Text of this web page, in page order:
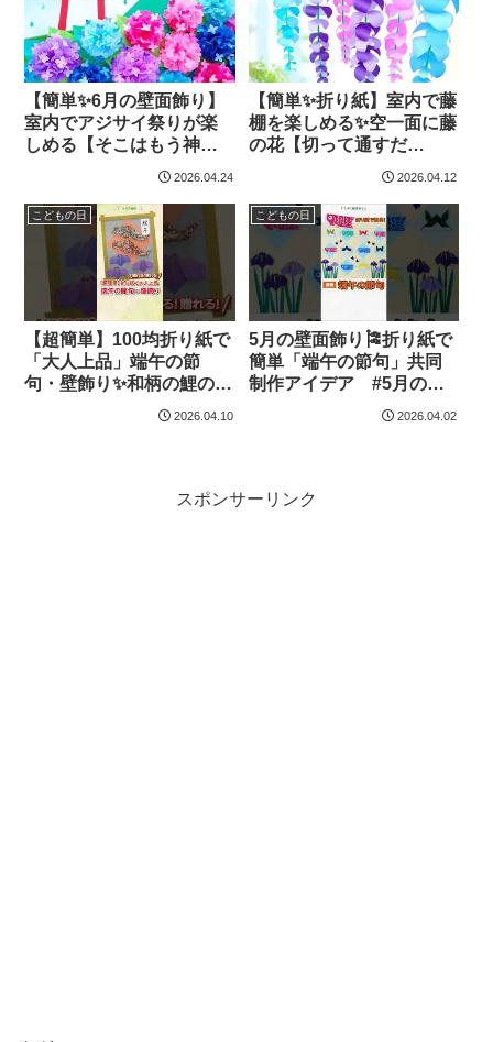
【簡単✨6月の壁面飾り】
室内でアジサイ祭りが楽
しめる【そこはもう神
社】折り紙・お花紙✨レク
制作✨How to make paper
hydrangea.Paper flower.
– はなみこと
2026.04.24
【簡単✨折り紙】室内で藤
棚を楽しめる✨空一面に藤
の花【切って通すだ
け！】５月の立体壁面飾
り・吊るし飾りの作り
方・全部100均✨Paper
Wisteria flowers – はなみ
こと
2026.04.12
こどもの日
【超簡単】100均折り紙で
「大人上品」端午の節
句・壁飾り✨和柄の鯉のぼ
りと菖蒲（あやめ）で、
玄関やリビングを彩る季
2026.04.10
こどもの日
5月の壁面飾り🎏折り紙で
簡単「端午の節句」共同
制作アイデア #5月の壁
面飾り – 簡単クラフトち
2026.04.02
スポンサーリンク